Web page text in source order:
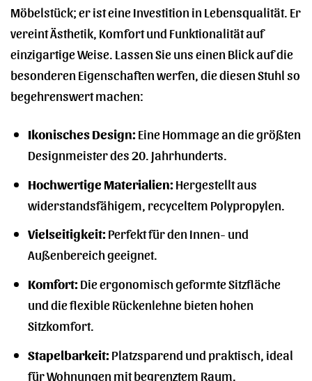
Möbelstück; er ist eine Investition in Lebensqualität. Er
vereint Ästhetik, Komfort und Funktionalität auf
einzigartige Weise. Lassen Sie uns einen Blick auf die
besonderen Eigenschaften werfen, die diesen Stuhl so
begehrenswert machen:
Ikonisches Design:Eine Hommage an die größten
Designmeister des 20. Jahrhunderts.
Hochwertige Materialien:Hergestellt aus
widerstandsfähigem, recyceltem Polypropylen.
Vielseitigkeit:Perfekt für den Innen- und
Außenbereich geeignet.
Komfort:Die ergonomisch geformte Sitzfläche
und die flexible Rückenlehne bieten hohen
Sitzkomfort.
Stapelbarkeit:Platzsparend und praktisch, ideal
für Wohnungen mit begrenztem Raum.